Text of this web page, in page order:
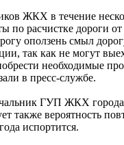
ЖКХ в течение
по расчистке дороги
оползень смыл
так как не могут
необходимые
в пресс-службе.
ГУП ЖКХ
также вероятность
испортится.